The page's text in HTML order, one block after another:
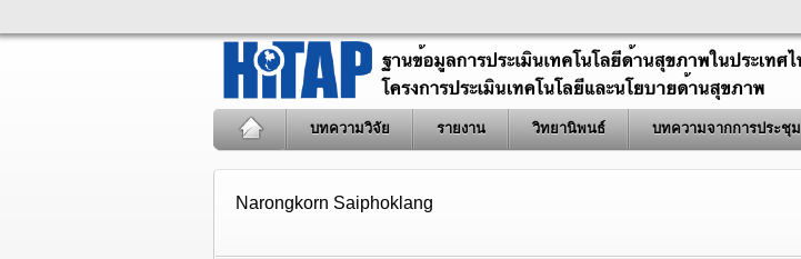
บทความวิจัย รายงาน วิทยานิพนธ์ บทความจากการประชุม
Narongkorn Saiphoklang